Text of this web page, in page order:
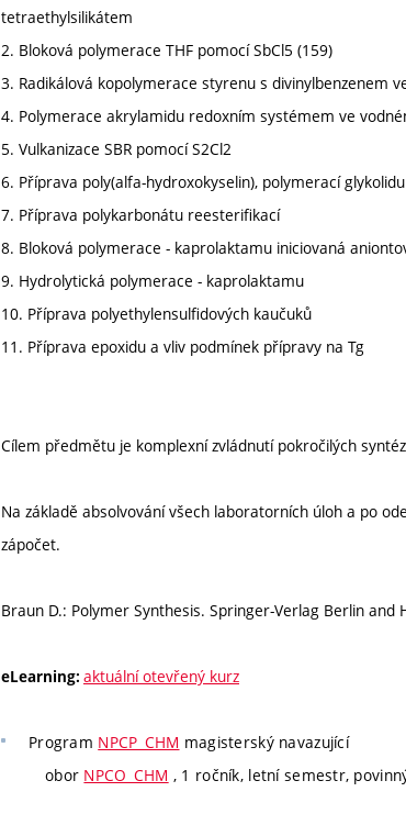
tetraethylsilikátem
2. Bloková polymerace THF pomocí SbCl5 (159)
3. Radikálová kopolymerace styrenu s divinylbenzenem
4. Polymerace akrylamidu redoxním systémem ve
5. Vulkanizace SBR pomocí S2Cl2
6. Příprava poly(alfa-hydroxokyselin), polymerací
7. Příprava polykarbonátu reesterifikací
8. Bloková polymerace - kaprolaktamu iniciovaná
9. Hydrolytická polymerace - kaprolaktamu
10. Příprava polyethylensulfidových kaučuků
11. Příprava epoxidu a vliv podmínek přípravy na Tg
Cílem předmětu je komplexní zvládnutí pokročilých
Na základě absolvování všech laboratorních úloh a po
zápočet.
Braun D.: Polymer Synthesis. Springer-Verlag Berlin and
eLearning: aktuální otevřený kurz
Program NPCP_CHM magisterský navazující
obor NPCO_CHM , 1 ročník, letní semestr,